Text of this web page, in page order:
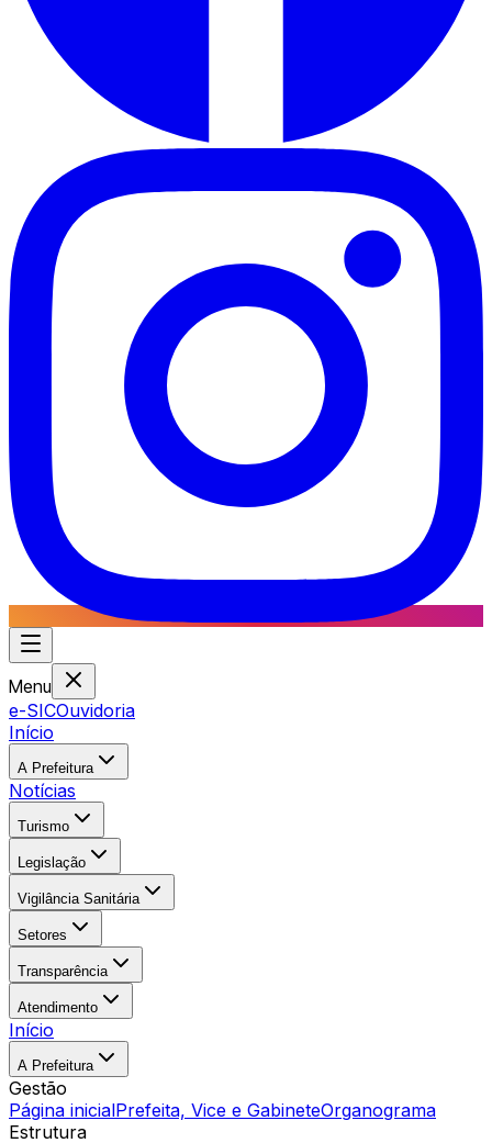
Menu
e-SICOuvidoria
Início
A Prefeitura
Notícias
Turismo
Legislação
Vigilância Sanitária
Setores
Transparência
Atendimento
Início
A Prefeitura
Gestão
Página inicialPrefeita, Vice e GabineteOrganograma
Estrutura